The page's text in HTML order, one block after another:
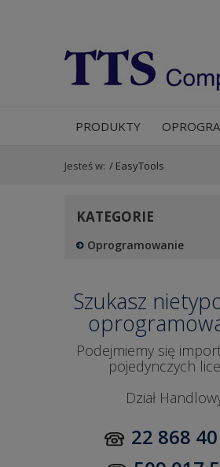
PRODUKTY
Jesteś w: / EasyTools
KATEGORIE
Oprogramowanie
Szukasz
Podejmiemy się
pojedynczych
Dział
22 868